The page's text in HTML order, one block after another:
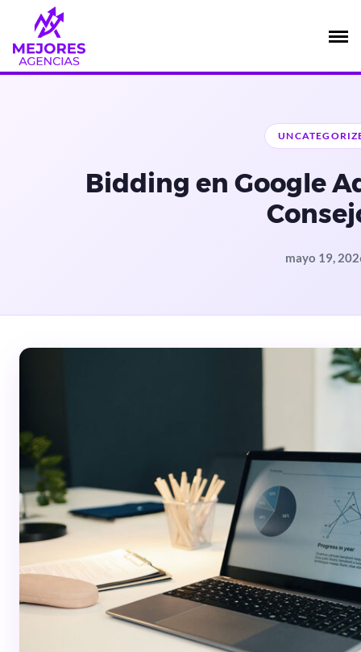
contenido
Bidding en Google
mayo 19,